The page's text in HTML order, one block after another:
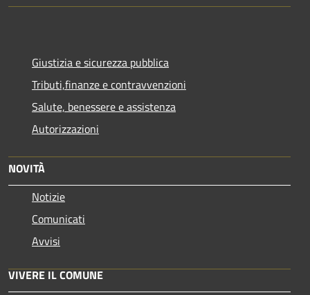
Giustizia e sicurezza pubblica
Tributi,finanze e contravvenzioni
Salute, benessere e assistenza
Autorizzazioni
NOVITÀ
Notizie
Comunicati
Avvisi
VIVERE IL COMUNE